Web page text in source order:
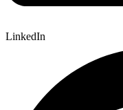
LinkedIn